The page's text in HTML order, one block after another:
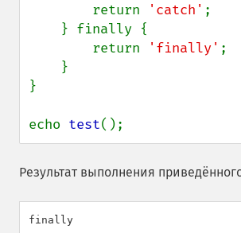
        return
'catch' ;
        return
'finally' ;
}
echo test();
Результат выполнения